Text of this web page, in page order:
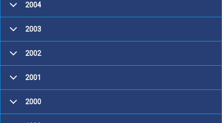
2004
2003
2002
2001
2000